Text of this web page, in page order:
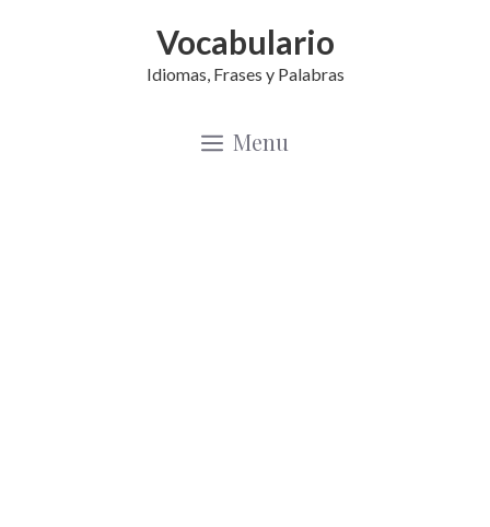
Vocabulario
Idiomas, Frases y Palabras
Menu